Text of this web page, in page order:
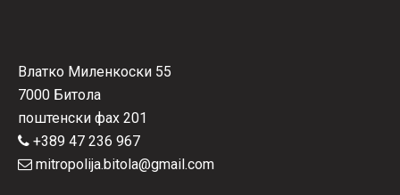
Влатко Миленкоски 55
7000 Битола
поштенски фах 201
+389 47 236 967
mitropolija.bitola@gmail.com